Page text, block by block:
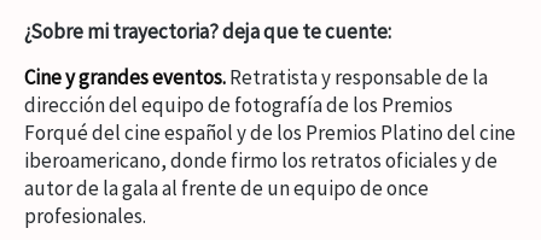
¿Sobre mi trayectoria? deja que te cuente:
Cine y grandes eventos.Retratista y responsable de la
dirección del equipo de fotografía de los Premios
Forqué del cine español y de los Premios Platino del cine
iberoamericano, donde firmo los retratos oficiales y de
autor de la gala al frente de un equipo de once
profesionales.